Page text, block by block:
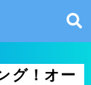
グ！オー